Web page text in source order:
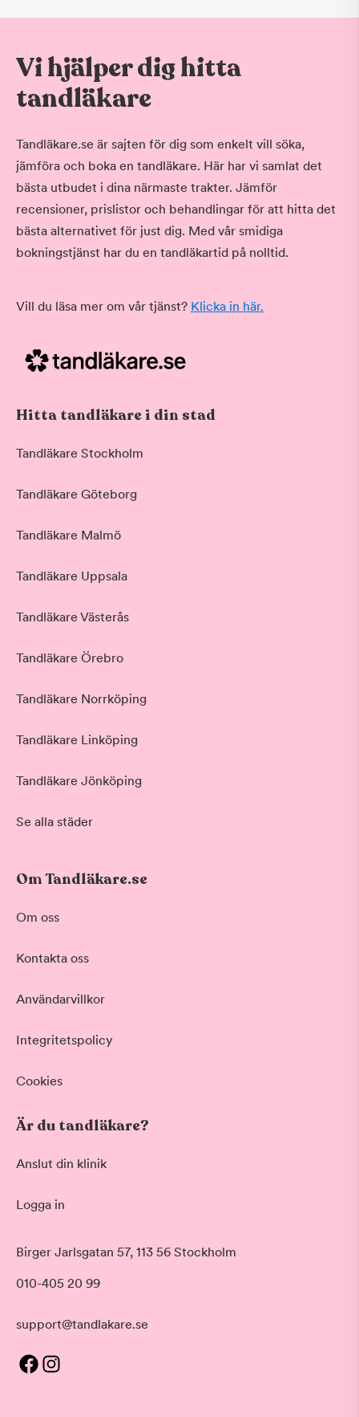
Vi hjälper dig hitta
tandläkare
Tandläkare.se är sajten för dig som enkelt vill söka,
jämföra och boka en tandläkare. Här har vi samlat det
bästa utbudet i dina närmaste trakter. Jämför
recensioner, prislistor och behandlingar för att hitta det
bästa alternativet för just dig. Med vår smidiga
bokningstjänst har du en tandläkartid på nolltid.
Vill du läsa mer om vår tjänst? Klicka in här.
Hitta tandläkare i din stad
Tandläkare Stockholm
Tandläkare Göteborg
Tandläkare Malmö
Tandläkare Uppsala
Tandläkare Västerås
Tandläkare Örebro
Tandläkare Norrköping
Tandläkare Linköping
Tandläkare Jönköping
Se alla städer
Om Tandläkare.se
Om oss
Kontakta oss
Användarvillkor
Integritetspolicy
Cookies
Är du tandläkare?
Anslut din klinik
Logga in
Birger Jarlsgatan 57, 113 56 Stockholm
010-405 20 99
support@tandlakare.se